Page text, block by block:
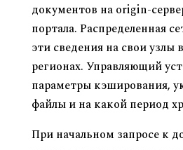
документов на origin-
портала. Распределенная
эти сведения на свои узлы
регионах. Управляющий
параметры кэширования,
файлы и на какой период
При начальном запросе к